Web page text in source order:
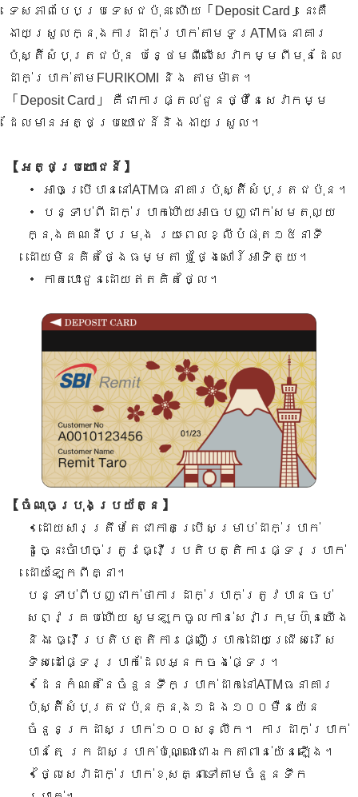
ទេសភាពបែបប្រទេសជប៉ុន ហើយ「Deposit Card」នេះគឺ
ងាយស្រួលក្នុងការដាក់ប្រាក់តាមទូរATMធនាគារ
ប៉ុស្តិ៍សំបុត្រជប៉ុន បន្ថែមពីលើសេវាកម្មពីមុនដែល
ដាក់ប្រាក់តាមFURIKOMI និង តាមម៉ាត។
「Deposit Card」 គឺជាការផ្តល់ជូនថ្មីនៃសេវាកម្ម
ដែលមានអត្ថប្រយោជន៍និងងាយស្រួល។
【អត្ថប្រយោជន៍】
・ អាចប្រើបាននៅATMធនាគារប៉ុស្តិ៍សំបុត្រជប៉ុន។
・ បន្ទាប់ពីដាក់ប្រាក់ហើយអាចបញ្ជាក់សមតុល្យ
ក្នុងគណនីបម្រុង រយៈពេលខ្លីបំផុត១៥នាទី
ដោយមិនគិតថ្ងៃធម្មតា ឬថ្ងៃសៅរ៍អាទិត្យ។
・ កាតបោះជូនដោយឥតគិតថ្លៃ។
【ចំណុចប្រុងប្រយ័ត្ន】
・ដោយសារត្រឹមតែជាកាតប្រើសម្រាប់ដាក់ប្រាក់
ដូច្នេះចាំបាច់ត្រូវធ្វើប្រតិបត្តិការផ្ទេរប្រាក់
ដោយឡែកពីគ្នា។
បន្ទាប់ពីបញ្ជាក់ថាការដាក់ប្រាក់ត្រូវបានចប់
សព្វគ្រប់ហើយ សូមឡុកចូលកាន់សេវាក្រុមហ៊ុនយើង
និង ធ្វើប្រតិបត្តិការផ្ញើប្រាក់ដោយជ្រើសរើស
ទិសដៅផ្ទេរប្រាក់ដែលអ្នកចង់ផ្ទេរ។
・ដែនកំណត់នៃចំនួនទឹកប្រាក់ដាក់នៅATMធនាគារ
ប៉ុស្តិ៍សំបុត្រជប៉ុនក្នុង១ដង១០០ម៉ឺនយ៉េន
ចំនួនក្រដាសប្រាក់១០០សន្លឹក។ ការដាក់ប្រាក់
បានតែ ក្រដាសប្រាក់ប៉ុណ្ណោះជាឯកតាពាន់យ៉េនឡើង។
・ថ្លៃសេវាដាក់ប្រាក់ខុសគ្នាទៅតាមចំនួនទឹក